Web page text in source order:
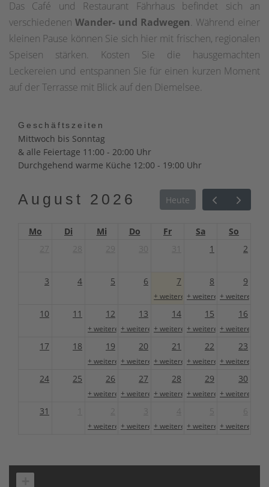
Das Café und Restaurant Fährhaus befindet sich an
verschiedenen Wander- und Radwegen. Während einer
kleinen Pause können Sie sich hier mit frischen, regionalen
Speisen stärken. Kosten Sie die hausgemachten
Leckereien und entspannen Sie für einen kurzen Moment
auf der Terrasse mit Blick auf den Diemelsee.
Geschäftszeiten
Mittwoch bis Sonntag
& alle Feiertage 11:00 - 20:00 Uhr
Durchgehend warme Küche 12:00 - 19:00 Uhr
August 2026 Heute
Mo Di Mi Do Fr Sa
So
1 2
3 4 5 6 7
+ weitere 1
8
+ weitere 1
9
+ weitere 1
10 11 12
+ weitere 1
13
+ weitere 1
14
+ weitere 1
15
+ weitere 1
16
+ weitere 1
17 18 19
+ weitere 1
20
+ weitere 1
21
+ weitere 1
22
+ weitere 1
23
+ weitere 1
24 25 26
+ weitere 1
27
+ weitere 1
28
+ weitere 1
29
+ weitere 1
30
+ weitere 1
31
+ weitere 1+ weitere 1+ weitere 1+ weitere 1+ weitere 1